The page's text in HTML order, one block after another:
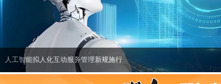
人工智能拟人化互动服务管理新规施行
人工智能拟人化互动服务管理新规施行